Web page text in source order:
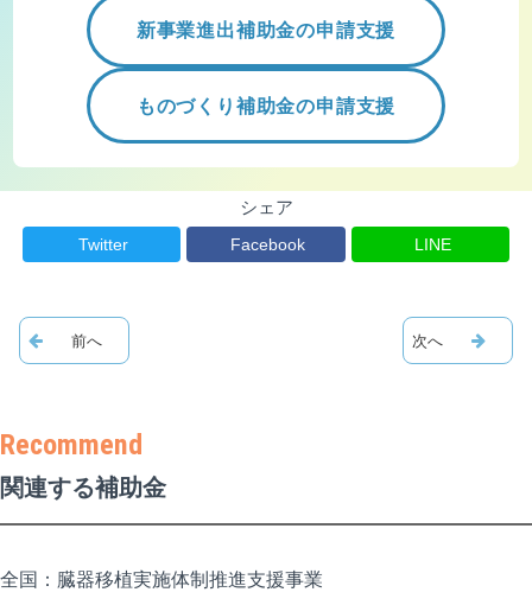
新事業進出補助金の申請支援
ものづくり補助金の申請支援
シェア
Twitter Facebook LINE
関連する補助金
全国：臓器移植実施体制推進支援事業